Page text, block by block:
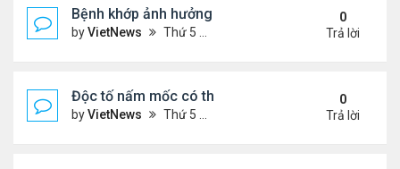
Bệnh khớp ảnh hưởng đời sống chăn gối thế nào?
byVietNews Thứ 5 Tháng 7 28, 2022 1:33 pm
0
Trả lời
Độc tố nấm mốc có thể gây ung thư
byVietNews Thứ 5 Tháng 7 21, 2022 5:25 pm
0
Trả lời